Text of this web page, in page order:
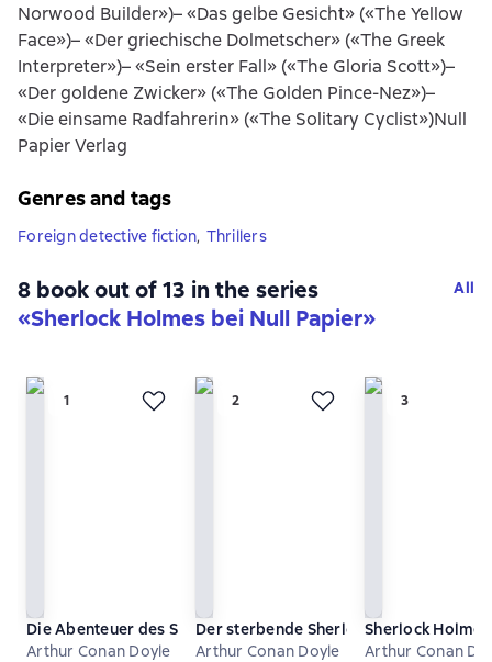
Norwood Builder»)– «Das gelbe Gesicht» («The Yellow
Face»)– «Der griechische Dolmetscher» («The Greek
Interpreter»)– «Sein erster Fall» («The Gloria Scott»)–
«Der goldene Zwicker» («The Golden Pince-Nez»)–
«Die einsame Radfahrerin» («The Solitary Cyclist»)Null
Papier Verlag
Genres and tags
Foreign detective fiction, Thrillers
8 book out of 13 in the series
«Sherlock Holmes bei Null Papier»
All
Die Abenteuer des Sherlock Holmes
Arthur Conan Doyle
Der sterbende Sherlock Holmes und
Arthur Conan Doyle
Sherlock
Arthur Conan